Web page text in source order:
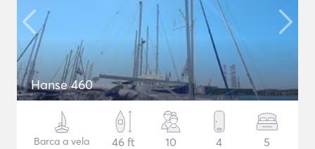
Hanse 460
Barca a vela
46 ft
10 4 5